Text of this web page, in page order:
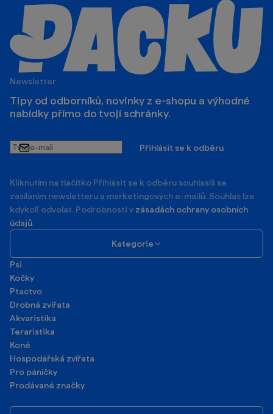
Newsletter
Tipy od odborníků, novinky z e‑shopu a výhodné
nabídky přímo do tvojí schránky.
Tvůj
e-
Přihlásit se k odběru
Kliknutím na tlačítko Příhlásit se k odběru souhlasíš se
zasíláním newsletteru a marketingových e-mailů. Souhlas lze
kdykoli odvolat. Podrobnosti v zásadách ochrany osobních
údajů.
Kategorie
Psi
Kočky
Ptactvo
Drobná zvířata
Akvaristika
Teraristika
Koně
Hospodářská zvířata
Pro páníčky
Prodávané značky